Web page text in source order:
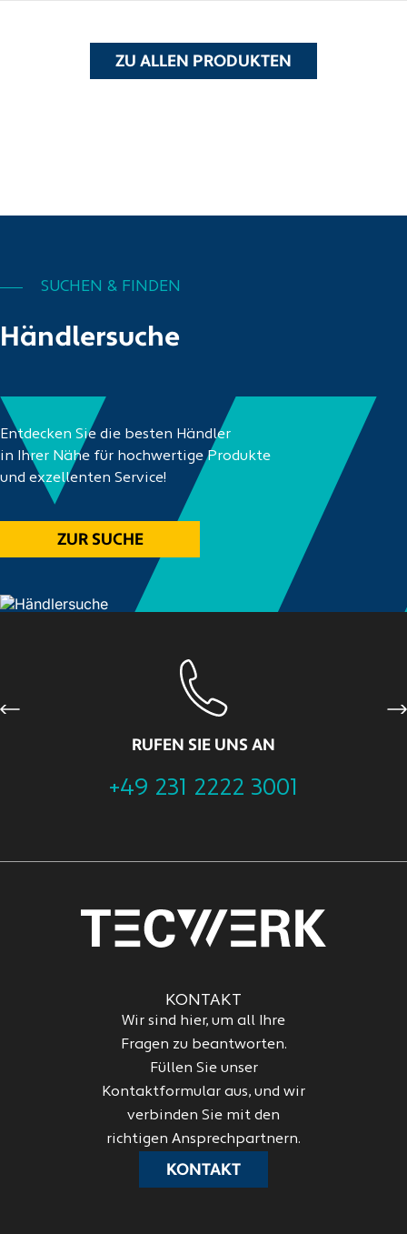
ZU ALLEN PRODUKTEN
Händlersuche
SUCHEN & FINDEN
Entdecken Sie die besten Händler
in Ihrer Nähe für hochwertige Produkte
und exzellenten Service!
ZUR SUCHE
RUFEN SIE UNS AN
+49 231 2222 3001
Previous
KONTAKT
Wir sind hier, um all Ihre
Fragen zu beantworten.
Füllen Sie unser
Kontaktformular aus, und wir
verbinden Sie mit den
richtigen Ansprechpartnern.
KONTAKT